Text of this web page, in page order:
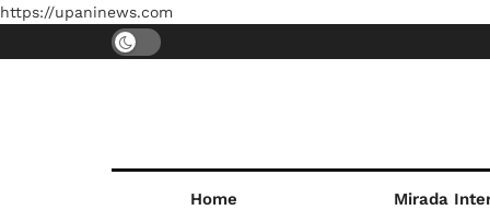
https://upaninews.com
Home Mirada